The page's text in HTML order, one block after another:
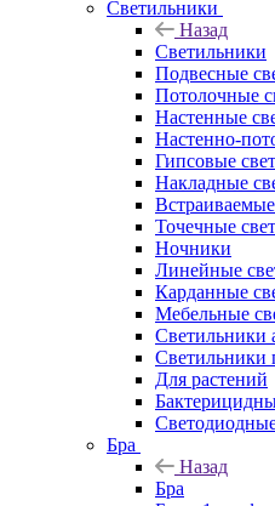
Светильники
Назад
Светильники
Подвесные
Потолочные
Настенные
Настенно-
Гипсовые
Накладные
Точечные
Ночники
Линейные
Карданные
Мебельные
Светильники
Светильники
Для растений
Бра
Назад
Бра